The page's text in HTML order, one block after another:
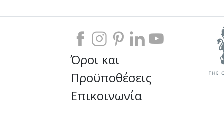
Όροι και
Προϋποθέσεις
Επικοινωνία